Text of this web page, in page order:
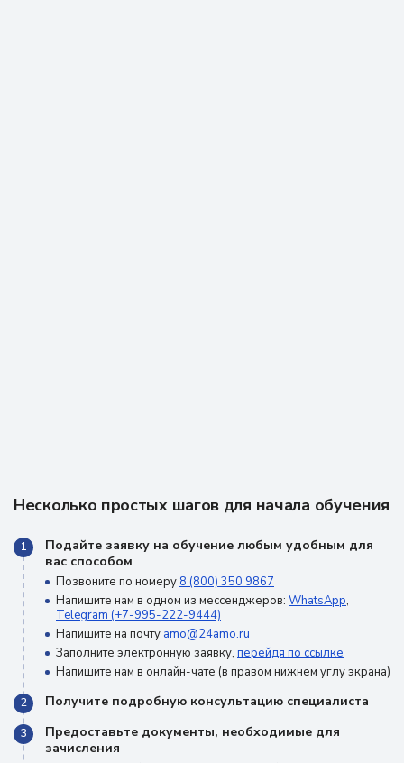
Несколько простых шагов для начала обучения
1
Подайте заявку на обучение любым удобным для
вас способом
Позвоните по номеру 8 (800) 350 9867
Напишите нам в одном из мессенджеров: WhatsApp,
Telegram (+7-995-222-9444)
Напишите на почту amo@24amo.ru
Заполните электронную заявку, перейдя по ссылке
Напишите нам в онлайн-чате (в правом нижнем углу экрана)
2 Получите подробную консультацию специалиста
3
Предоставьте документы, необходимые для
зачисления